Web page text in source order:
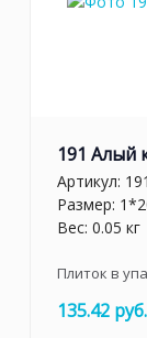
191 Алый
Артикул: 191
Размер:
Вес: 0.05 кг
Плиток в
135.42 руб.